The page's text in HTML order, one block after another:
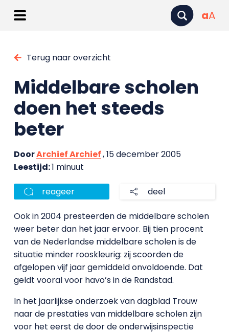
aA
Terug naar overzicht
Middelbare scholen
doen het steeds
beter
DoorArchief Archief, 15 december 2005
Leestijd:1 minuut
reageer deel
Ook in 2004 presteerden de middelbare scholen
weer beter dan het jaar ervoor. Bij tien procent
van de Nederlandse middelbare scholen is de
situatie minder rooskleurig: zij scoorden de
afgelopen vijf jaar gemiddeld onvoldoende. Dat
geldt vooral voor havo’s in de Randstad.
In het jaarlijkse onderzoek van dagblad Trouw
naar de prestaties van middelbare scholen zijn
voor het eerst de door de onderwijsinspectie